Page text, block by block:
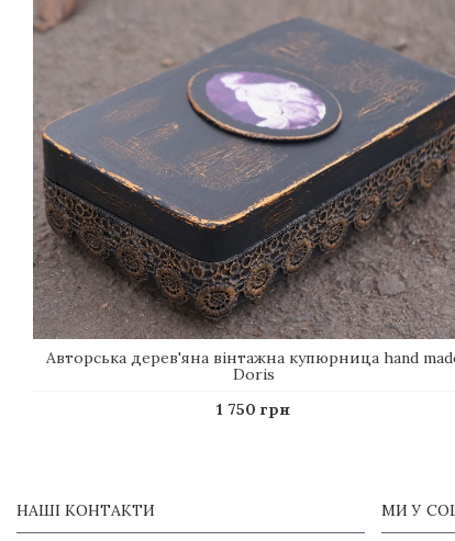
Авторська дерев'яна вінтажна купюрница hand
Doris
1 750 грн
НАШІ КОНТАКТИ МИ У